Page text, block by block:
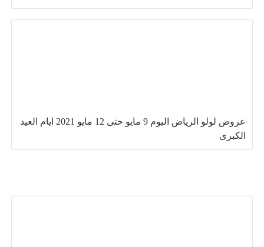
عروض لولو الرياض اليوم 9 مايو حتى 12 مايو 2021 ايام العيد
الكبرى